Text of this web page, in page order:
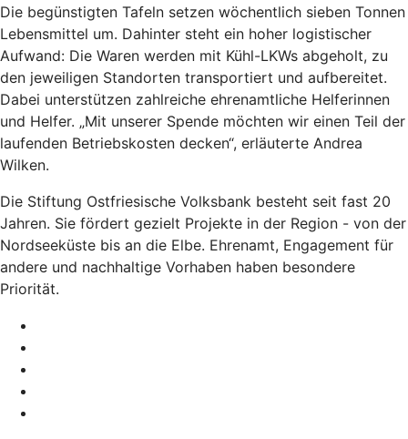
Die begünstigten Tafeln setzen wöchentlich sieben Tonnen
Lebensmittel um. Dahinter steht ein hoher logistischer
Aufwand: Die Waren werden mit Kühl-LKWs abgeholt, zu
den jeweiligen Standorten transportiert und aufbereitet.
Dabei unterstützen zahlreiche ehrenamtliche Helferinnen
und Helfer. „Mit unserer Spende möchten wir einen Teil der
laufenden Betriebskosten decken“, erläuterte Andrea
Wilken.
Die Stiftung Ostfriesische Volksbank besteht seit fast 20
Jahren. Sie fördert gezielt Projekte in der Region - von der
Nordseeküste bis an die Elbe. Ehrenamt, Engagement für
andere und nachhaltige Vorhaben haben besondere
Priorität.